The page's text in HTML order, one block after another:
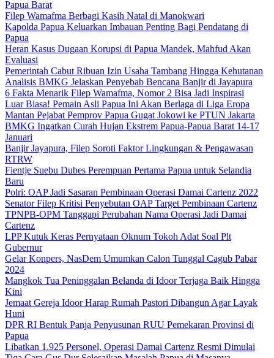
Papua Barat
Filep Wamafma Berbagi Kasih Natal di Manokwari
Kapolda Papua Keluarkan Imbauan Penting Bagi Pendatang di
Papua
Heran Kasus Dugaan Korupsi di Papua Mandek, Mahfud Akan
Evaluasi
Pemerintah Cabut Ribuan Izin Usaha Tambang Hingga Kehutanan
Analisis BMKG Jelaskan Penyebab Bencana Banjir di Jayapura
6 Fakta Menarik Filep Wamafma, Nomor 2 Bisa Jadi Inspirasi
Luar Biasa! Pemain Asli Papua Ini Akan Berlaga di Liga Eropa
Mantan Pejabat Pemprov Papua Gugat Jokowi ke PTUN Jakarta
BMKG Ingatkan Curah Hujan Ekstrem Papua-Papua Barat 14-17
Januari
Banjir Jayapura, Filep Soroti Faktor Lingkungan & Pengawasan
RTRW
Fientje Suebu Dubes Perempuan Pertama Papua untuk Selandia
Baru
Polri: OAP Jadi Sasaran Pembinaan Operasi Damai Cartenz 2022
Senator Filep Kritisi Penyebutan OAP Target Pembinaan Cartenz
TPNPB-OPM Tanggapi Perubahan Nama Operasi Jadi Damai
Cartenz
LPP Kutuk Keras Pernyataan Oknum Tokoh Adat Soal Plt
Gubernur
Gelar Konpers, NasDem Umumkan Calon Tunggal Cagub Pabar
2024
Mangkok Tua Peninggalan Belanda di Idoor Terjaga Baik Hingga
Kini
Jemaat Gereja Idoor Harap Rumah Pastori Dibangun Agar Layak
Huni
DPR RI Bentuk Panja Penyusunan RUU Pemekaran Provinsi di
Papua
Libatkan 1.925 Personel, Operasi Damai Cartenz Resmi Dimulai